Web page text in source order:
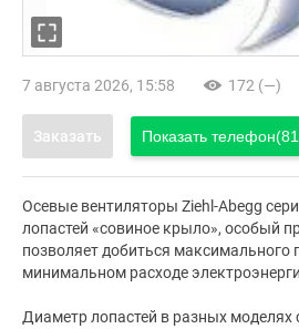
7 августа 2026, 15:58 172 (—)
Заказать Показать телефон
Осевые вентиляторы Ziehl-Abegg
лопастей «совиное крыло», особый
позволяет добиться
минимальном расходе
Диаметр лопастей в разных моделях